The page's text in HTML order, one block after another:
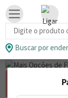
Busca de
Buscar por